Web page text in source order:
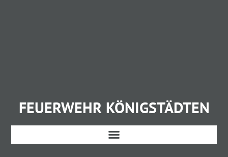
FEUERWEHR KÖNIGSTÄDTEN